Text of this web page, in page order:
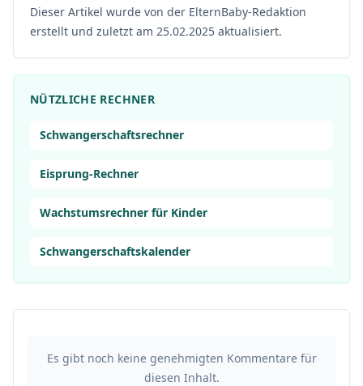
Dieser Artikel wurde von der ElternBaby-Redaktion
erstellt und zuletzt am 25.02.2025 aktualisiert.
NÜTZLICHE RECHNER
Schwangerschaftsrechner
Eisprung-Rechner
Wachstumsrechner für Kinder
Schwangerschaftskalender
Es gibt noch keine genehmigten Kommentare für
diesen Inhalt.